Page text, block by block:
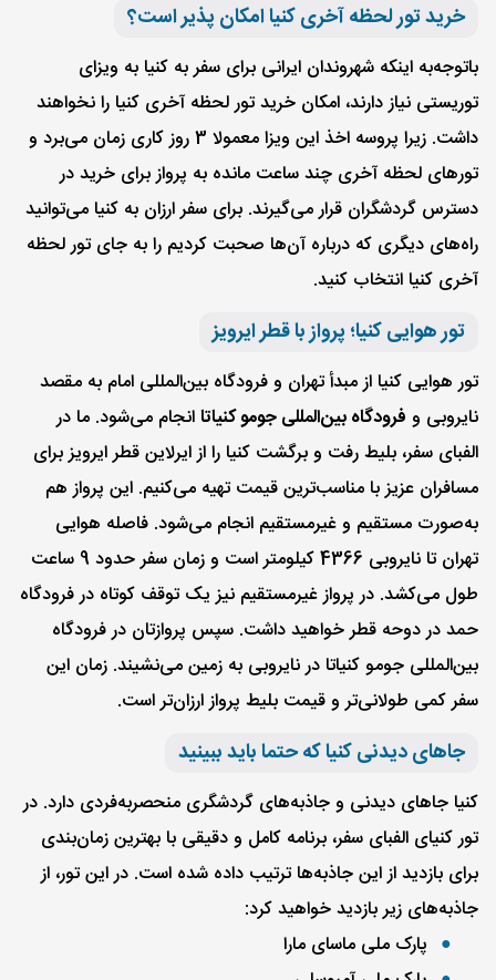
خرید تور لحظه آخری کنیا امکان پذیر است؟
با‌توجه‌به اینکه شهروندان ایرانی برای سفر به کنیا به ویزای
توریستی نیاز دارند، امکان خرید تور لحظه آخری کنیا را نخواهند
داشت. زیرا پروسه اخذ این ویزا معمولا 3 روز کاری زمان می‌برد و
تورهای لحظه آخری چند ساعت مانده به پرواز برای خرید در
دسترس گردشگران قرار می‌گیرند. برای سفر ارزان به کنیا می‌توانید
راه‌های دیگری که درباره آن‌ها صحبت کردیم را به جای تور لحظه
آخری کنیا انتخاب کنید.
تور هوایی کنیا؛ پرواز با قطر ایرویز
تور هوایی کنیا از مبدأ تهران و فرودگاه بین‌المللی امام به مقصد
نایروبی و فرودگاه بین‌المللی جومو کنیاتاانجام می‌شود. ما در
الفبای سفر، بلیط رفت و برگشت کنیا را از ایرلاین قطر ایرویز برای
مسافران عزیز با مناسب‌ترین قیمت تهیه می‌کنیم. این پرواز هم
به‌صورت مستقیم و غیرمستقیم انجام می‌شود. فاصله هوایی
تهران تا نایروبی 4366 کیلومتر است و زمان سفر حدود 9 ساعت
طول می‌کشد. در پرواز غیر‌مستقیم نیز یک توقف کوتاه در فرودگاه
حمد در دوحه قطر خواهید داشت. سپس پروازتان در فرودگاه
بین‌المللی جومو کنیاتا در نایروبی به زمین می‌نشیند. زمان این
سفر کمی طولانی‌تر و قیمت بلیط پرواز ارزان‌تر است.
جاهای دیدنی کنیا که حتما باید ببینید
کنیا جاهای دیدنی و جاذبه‌های گردشگری منحصربه‌فردی دارد. در
تور کنیای الفبای سفر، برنامه کامل و دقیقی با بهترین زمان‌بندی
برای بازدید از این جاذبه‌ها ترتیب داده شده است. در این تور، از
جاذبه‌های زیر بازدید خواهید کرد:
پارک ملی ماسای مارا